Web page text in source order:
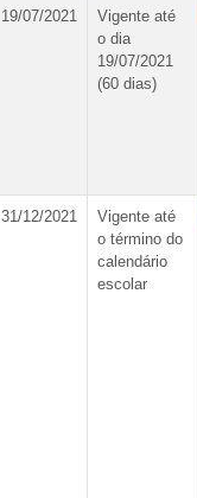
19/07/2021
Vigente até
o dia
19/07/2021
(60 dias)
31/12/2021
Vigente até
o término do
calendário
escolar